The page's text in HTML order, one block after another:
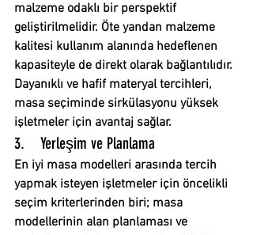
malzeme odaklı bir perspektif
geliştirilmelidir. Öte yandan malzeme
kalitesi kullanım alanında hedeflenen
kapasiteyle de direkt olarak bağlantılıdır.
Dayanıklı ve hafif materyal tercihleri,
masa seçiminde sirkülasyonu yüksek
işletmeler için avantaj sağlar.
3.    Yerleşim ve Planlama
En iyi masa modelleri arasında tercih
yapmak isteyen işletmeler için öncelikli
seçim kriterlerinden biri; masa
modellerinin alan planlaması ve